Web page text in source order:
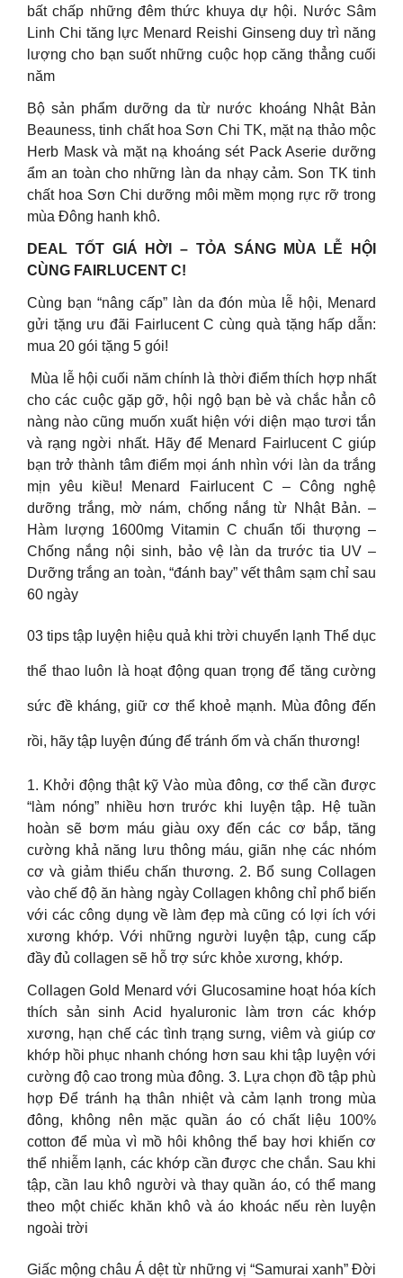
bất chấp những đêm thức khuya dự hội. Nước Sâm
Linh Chi tăng lực Menard Reishi Ginseng duy trì năng
lượng cho bạn suốt những cuộc họp căng thẳng cuối
năm
Bộ sản phẩm dưỡng da từ nước khoáng Nhật Bản
Beauness, tinh chất hoa Sơn Chi TK, mặt nạ thảo mộc
Herb Mask và mặt nạ khoáng sét Pack Aserie dưỡng
ẩm an toàn cho những làn da nhạy cảm. Son TK tinh
chất hoa Sơn Chi dưỡng môi mềm mọng rực rỡ trong
mùa Đông hanh khô.
DEAL TỐT GIÁ HỜI – TỎA SÁNG MÙA LỄ HỘI
CÙNG FAIRLUCENT C!
Cùng bạn “nâng cấp” làn da đón mùa lễ hội, Menard
gửi tặng ưu đãi Fairlucent C cùng quà tặng hấp dẫn:
mua 20 gói tặng 5 gói!
️ Mùa lễ hội cuối năm chính là thời điểm thích hợp nhất
cho các cuộc gặp gỡ, hội ngộ bạn bè và chắc hẳn cô
nàng nào cũng muốn xuất hiện với diện mạo tươi tắn
và rạng ngời nhất. Hãy để Menard Fairlucent C giúp
bạn trở thành tâm điểm mọi ánh nhìn với làn da trắng
mịn yêu kiều! Menard Fairlucent C – Công nghệ
dưỡng trắng, mờ nám, chống nắng từ Nhật Bản. –
Hàm lượng 1600mg Vitamin C chuẩn tối thượng –
Chống nắng nội sinh, bảo vệ làn da trước tia UV –
Dưỡng trắng an toàn, “đánh bay” vết thâm sạm chỉ sau
60 ngày
03 tips tập luyện hiệu quả khi trời chuyển lạnh Thể dục
thể thao luôn là hoạt động quan trọng để tăng cường
sức đề kháng, giữ cơ thể khoẻ mạnh. Mùa đông đến
rồi, hãy tập luyện đúng để tránh ốm và chấn thương!
1. Khởi động thật kỹ Vào mùa đông, cơ thể cần được
“làm nóng” nhiều hơn trước khi luyện tập. Hệ tuần
hoàn sẽ bơm máu giàu oxy đến các cơ bắp, tăng
cường khả năng lưu thông máu, giãn nhẹ các nhóm
cơ và giảm thiểu chấn thương. 2. Bổ sung Collagen
vào chế độ ăn hàng ngày Collagen không chỉ phổ biến
với các công dụng về làm đẹp mà cũng có lợi ích với
xương khớp. Với những người luyện tập, cung cấp
đầy đủ collagen sẽ hỗ trợ sức khỏe xương, khớp.
Collagen Gold Menard với Glucosamine hoạt hóa kích
thích sản sinh Acid hyaluronic làm trơn các khớp
xương, hạn chế các tình trạng sưng, viêm và giúp cơ
khớp hồi phục nhanh chóng hơn sau khi tập luyện với
cường độ cao trong mùa đông. 3. Lựa chọn đồ tập phù
hợp Để tránh hạ thân nhiệt và cảm lạnh trong mùa
đông, không nên mặc quần áo có chất liệu 100%
cotton để mùa vì mồ hôi không thể bay hơi khiến cơ
thể nhiễm lạnh, các khớp cần được che chắn. Sau khi
tập, cần lau khô người và thay quần áo, có thể mang
theo một chiếc khăn khô và áo khoác nếu rèn luyện
ngoài trời
Giấc mộng châu Á dệt từ những vị “Samurai xanh” Đời